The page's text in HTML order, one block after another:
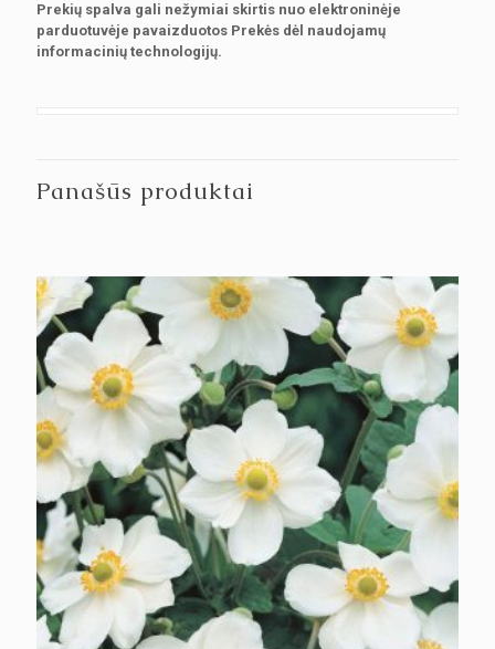
Prekių spalva gali nežymiai skirtis nuo elektroninėje
parduotuvėje pavaizduotos Prekės dėl naudojamų
informacinių technologijų.
Panašūs produktai